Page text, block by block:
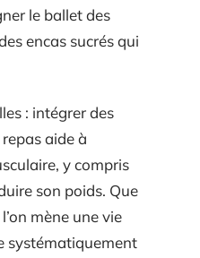
le ballet des
encas sucrés qui
: intégrer des
aide à
y compris
son poids. Que
mène une vie
systématiquement